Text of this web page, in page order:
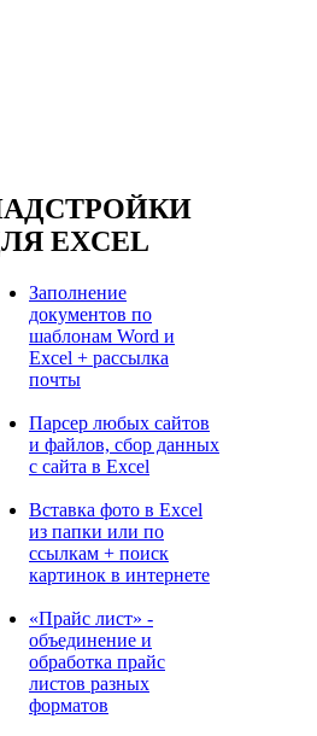
EXCEL
Заполнение
документов по
шаблонам Word и
Excel + рассылка
почты
Парсер любых сайтов
и файлов, сбор данных
с сайта в Excel
Вставка фото в Excel
из папки или по
ссылкам + поиск
картинок в интернете
«Прайс лист» -
объединение и
обработка прайс
листов разных
форматов